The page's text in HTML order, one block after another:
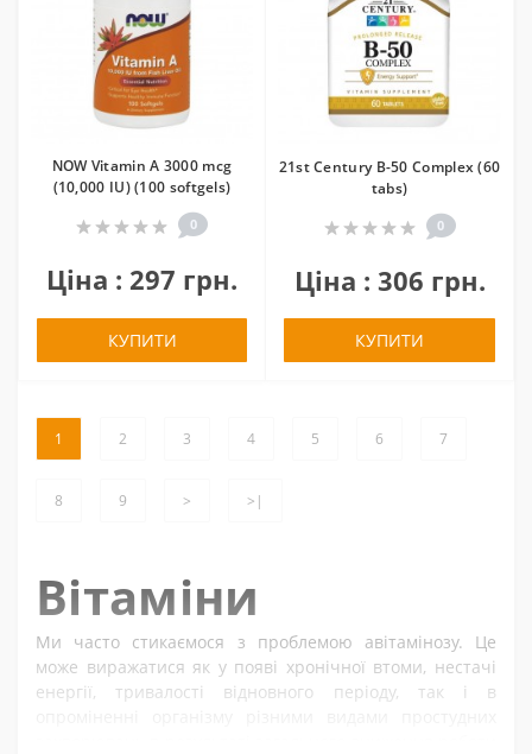
NOW Vitamin A 3000 mcg
(10,000 IU) (100 softgels)
0
Ціна : 297 грн.
КУПИТИ
21st Century B-50 Complex (60
tabs)
0
Ціна : 306 грн.
КУПИТИ
1 2 3 4 5 6 7
8 9 > >|
Вітаміни
Ми часто стикаємося з проблемою авітамінозу. Це
може виражатися як у появі хронічної втоми, нестачі
енергії, тривалості відновного періоду, так і в